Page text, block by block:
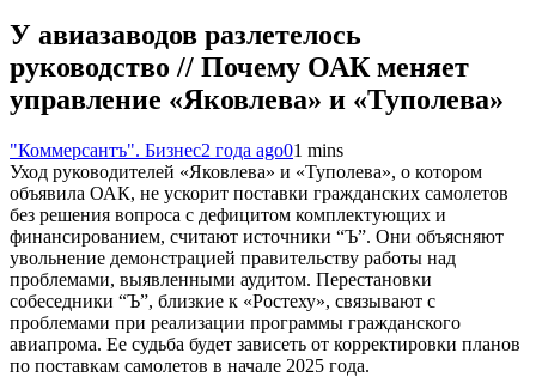
У авиазаводов разлетелось
руководство // Почему ОАК меняет
управление «Яковлева» и «Туполева»
"Коммерсантъ". Бизнес2 года ago01 mins
Уход руководителей «Яковлева» и «Туполева», о котором
объявила ОАК, не ускорит поставки гражданских самолетов
без решения вопроса с дефицитом комплектующих и
финансированием, считают источники “Ъ”. Они объясняют
увольнение демонстрацией правительству работы над
проблемами, выявленными аудитом. Перестановки
собеседники “Ъ”, близкие к «Ростеху», связывают с
проблемами при реализации программы гражданского
авиапрома. Ее судьба будет зависеть от корректировки планов
по поставкам самолетов в начале 2025 года.